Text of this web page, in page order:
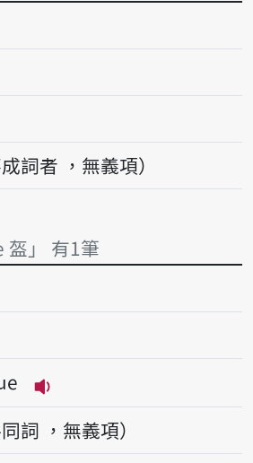
詞者 ，無義項）
盔」 有1筆
播放音讀thâu-khue
詞 ，無義項）